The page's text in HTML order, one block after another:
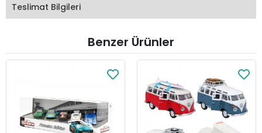
Teslimat Bilgileri
Benzer Ürünler